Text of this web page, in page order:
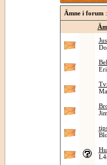
Ämne i forum: